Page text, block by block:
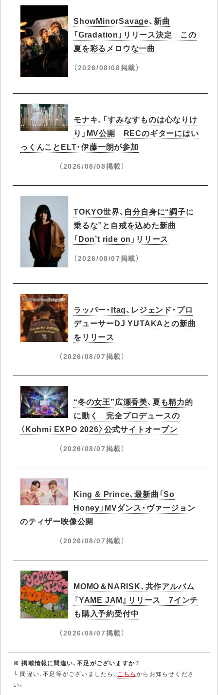
ShowMinorSavage、新曲
「Gradation」リリース決定 この
夏を彩るメロウな一曲
（2026/08/08掲載）
モナキ、「すみなすものは心なりけ
り」MV公開 RECのギターにはい
っくんことELT・伊藤一朗が参加
（2026/08/08掲載）
TOKYO世界、自分自身に“調子に
乗るな”と自戒を込めた新曲
「Don’t ride on」リリース
（2026/08/07掲載）
ラッパー・Itaq、レジェンド・プロ
デューサーDJ YUTAKAとの新曲
をリリース
（2026/08/07掲載）
“冬の女王”広瀬香美、夏も精力的
に動く 完全プロデュースの
〈Kohmi EXPO 2026〉公式サイトオープン
（2026/08/07掲載）
King & Prince、最新曲「So
Honey」MVダンス・ヴァージョン
のティザー映像公開
（2026/08/07掲載）
MOMO＆NARISK、共作アルバム
『YAME JAM』リリース 7インチ
も購入予約受付中
（2026/08/07掲載）
※ 掲載情報に間違い、不足がございますか？
└ 間違い、不足等がございましたら、 こちらからお知らせくださ
い。